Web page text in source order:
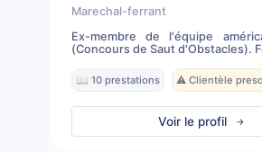
Marechal-ferrant
Ex-membre de l'équipe
(Concours de Saut d'Obstacles).
📖 10 prestations ⚠️ Clientèle
Voir le profil